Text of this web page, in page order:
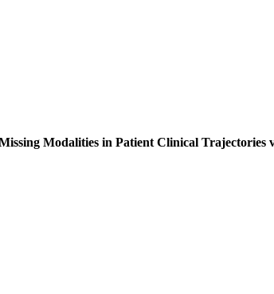
Modalities in Patient Clinical Trajectories